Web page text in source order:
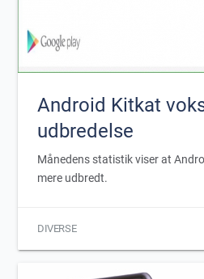
Android Kitkat
udbredelse
Månedens statistik viser at
mere udbredt.
DIVERSE